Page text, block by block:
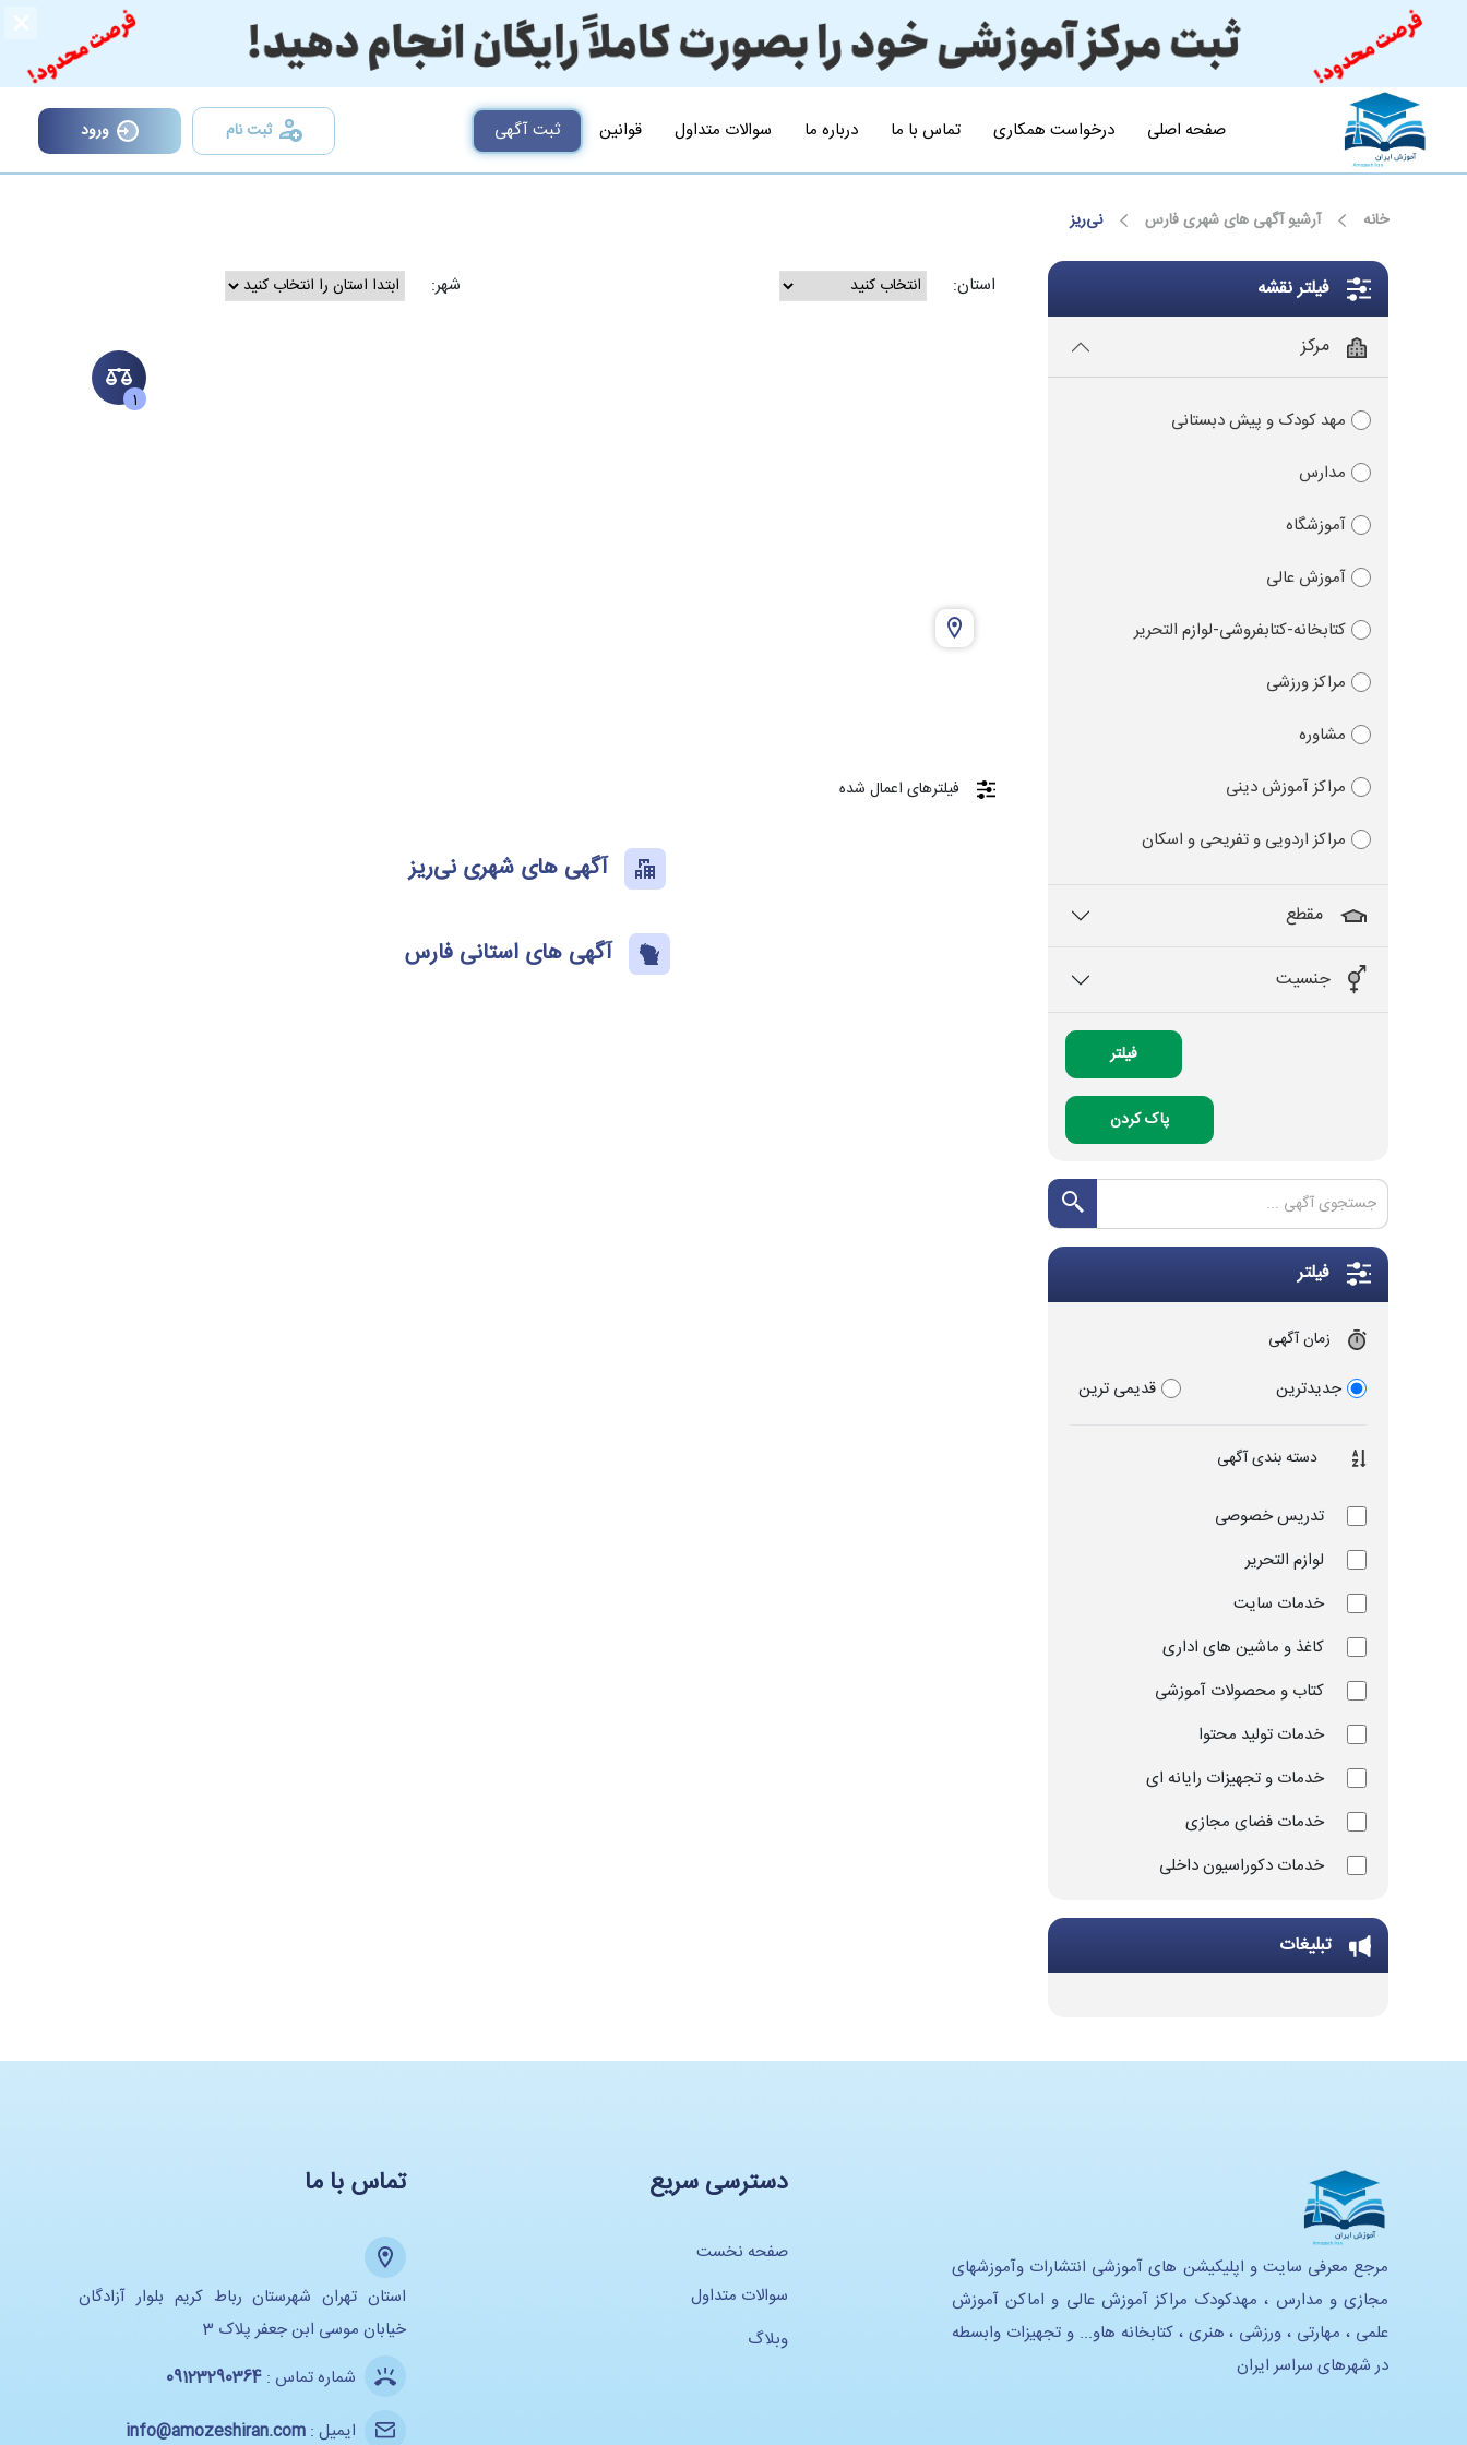
×
صفحه اصلی درخواست همکاری تماس با ما درباره ما سوالات متداول قوانین ثبت آگهی ثبت نام ورود
خانه آرشیو آگهی های شهری فارس نی‌ریز
فیلتر نقشه
مرکز
مهد کودک و پیش دبستانی
مدارس
آموزشگاه
آموزش عالی
کتابخانه-کتابفروشی-لوازم التحریر
مراکز ورزشی
مشاوره
مراکز آموزش دینی
مراکز اردویی و تفریحی و اسکان
مقطع
جنسیت
فیلتر
پاک کردن
فیلتر
زمان آگهی
جدیدترین قدیمی ترین
دسته بندی آگهی
تدریس خصوصی
لوازم التحریر
خدمات سایت
کاغذ و ماشین های اداری
کتاب و محصولات آموزشی
خدمات تولید محتوا
خدمات و تجهیزات رایانه ای
خدمات فضای مجازی
خدمات دکوراسیون داخلی
تجهیزات و ملزومات ورزشی
تجهیزات استدیویی
تحهیزات لابراتوار زبان
تجهیزات آموزشی و سرگرمی
تجهیزات خانه بازی و سرگرمی
تجهیزات هوشمند سازی
تبلیغات
استان: شهر:
1
فیلترهای اعمال شده
آگهی های شهری نی‌ریز
آگهی های استانی فارس
مرجع معرفی سایت و اپلیکیشن های آموزشی انتشارات وآموزشهای
مجازی و مدارس ، مهدکودک مراکز آموزش عالی و اماکن آموزش
علمی ، مهارتی ، ورزشی ، هنری ، کتابخانه هاو... و تجهیزات وابسطه
در شهرهای سراسر ایران
دسترسی سریع
صفحه نخست
سوالات متداول
وبلاگ
تماس با ما
استان تهران شهرستان رباط کریم بلوار آزادگان
خیابان موسی ابن جعفر پلاک 3
شماره تماس : 09123290364
ایمیل : info@amozeshiran.com